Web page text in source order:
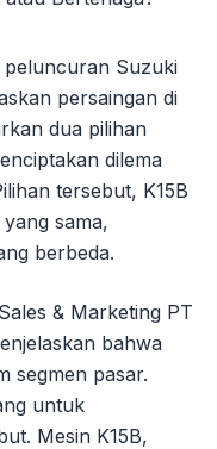
peluncuran Suzuki
persaingan di
dua pilihan
dilema
tersebut, K15B
sama,
berbeda.
& Marketing PT
bahwa
segmen pasar.
untuk
Mesin K15B,